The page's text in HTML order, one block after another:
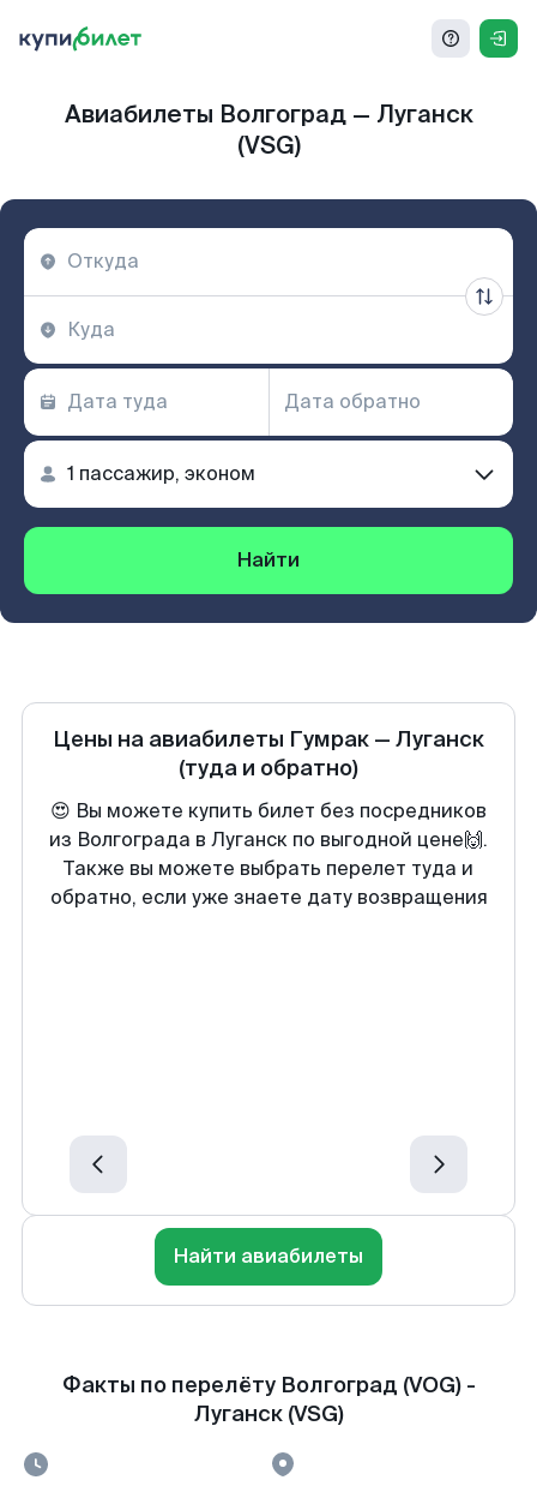
Авиабилеты Волгоград — Луганск
(VSG)
Найти
Цены на авиабилеты Гумрак — Луганск
(туда и обратно)
😍 Вы можете купить билет без посредников
из Волгограда в Луганск по выгодной цене🙌.
Также вы можете выбрать перелет туда и
обратно, если уже знаете дату возвращения
Найти авиабилеты
Факты по перелёту Волгоград (VOG) -
Луганск (VSG)